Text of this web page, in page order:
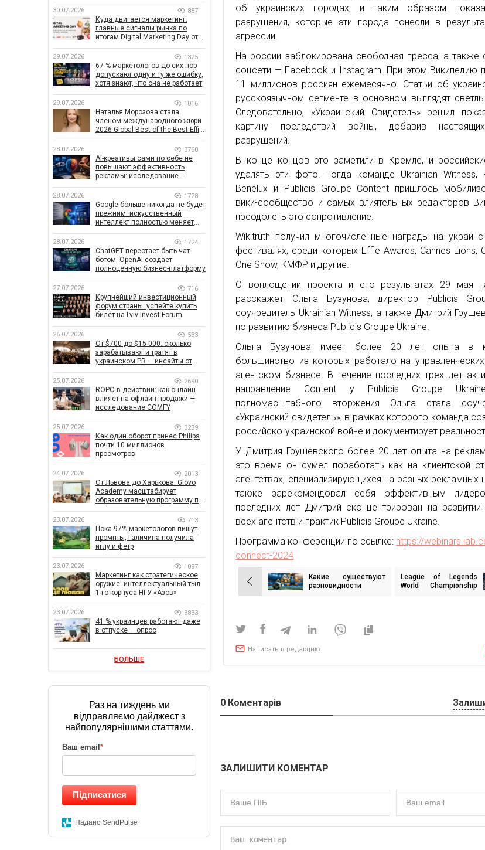
об украинских городах, и таким образом
разрушения, которые эти города понесли в
агрессии.
На россии заблокирована свободная пресса, а также
соцсети — Facebook и Instagram. При этом Википедию
11 миллионов россиян ежемесячно. Статьи об
русскоязычном сегменте в основном выглядят
Следовательно, «Украинский Свидетель» решил
картину последствий войны, добавив
разрушений.
В конце концов это заметили в Кремле, и
удалять эти фото. Тогда команде Ukrainian Witness,
Benelux и Publicis Groupe Content пришлось
вики-сообщество и самых влиятельных редакторов
преодолеть это сопротивление.
Wikitruth получил многочисленные награды на
фестивалях, среди которых Effie Awards, Cannes Lions,
One Show, КМФР и другие.
О воплощении проекта и его результатах 29 мая
расскажет Ольга Бузунова, директор Publicis
соучредитель Ukrainian Witness, а также Дмитрий
по развитию бизнеса Publicis Groupe Ukraine.
Ольга Бузунова имеет более 20 лет опыта в
большинство из которых работало на
агентском бизнесе. В течение последних трех лет
направление Content y Publicis Groupe
полномасштабного вторжения Ольга стала
«Украинский свидетель», в рамках которого команда
российско-украинской войне и документирует
У Дмитрия Грушевского более 20 лет опыта на
это время он сумел поработать как на клиентской
агентствах, специализирующихся на разных рекламных
также зарекомендовал себя эффективным
последних лет Дмитрий сконцентрирован на
всех агентств и практик Publicis Groupe Ukraine.
Программа конференции по ссылке: https://
connect-2024
Навигация
по
Какие существуют
разновидности
League of Legends
World Championship
Написать в редакцию
0 Коментарів
ЗАЛИШИТИ КОМЕНТАР
30.07.2026 887
Куда двигается маркетинг:
главные сигналы рынка по
итогам Digital Marketing Day от
29.07.2026 1325
67 % маркетологов до сих пор
допускают одну и ту же ошибку,
хотя знают, что она не работает
29.07.2026 1016
Наталья Морозова стала
членом международного жюри
2026 Global Best of the Best Effie
28.07.2026 3760
AI-креативы сами по себе не
повышают эффективность
рекламы: исследование
влияет на эффективность
кампаний
28.07.2026 1728
Google больше никогда не будет
прежним: искусственный
интеллект полностью меняет
28.07.2026 1724
ChatGPT перестает быть чат-
ботом. OpenAI создает
полноценную бизнес-платформу
27.07.2026 716
Крупнейший инвестиционный
форум страны: успейте купить
билет на Lviv Invest Forum
26.07.2026 533
От $700 до $15 000: сколько
зарабатывают и тратят в
украинском PR — инсайты от
25.07.2026 2690
ROPO в действии: как онлайн
влияет на офлайн-продажи —
исследование COMFY
25.07.2026 3239
Как один оборот принес Philips
почти 10 миллионов
просмотров
24.07.2026 2013
От Львова до Харькова: Glovo
Academy масштабирует
образовательную программу по
23.07.2026 713
Пока 97% маркетологов пишут
промпты, Галичина получила
иглу и фетр
23.07.2026 1097
Маркетинг как стратегическое
оружие: интеллектуальный тыл
1-го корпуса НГУ «Азов»
23.07.2026 3833
41 % украинцев работают даже
в отпуске — опрос
БОЛЬШЕ
Раз на тиждень ми
відправляємо дайджест з
найпопулярнішими статтями.
Ваш email *
Підписатися
Надано SendPulse